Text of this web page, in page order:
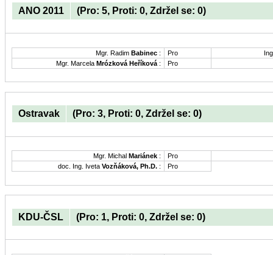
ANO 2011 (Pro: 5, Proti: 0, Zdržel se: 0)
Mgr. Radim Babinec : Pro
Mgr. Marcela Mrózková Heříková : Pro
Ostravak (Pro: 3, Proti: 0, Zdržel se: 0)
Mgr. Michal Mariánek :
Pro
doc. Ing. Iveta Vozňáková, Ph.D. : Pro
KDU-ČSL (Pro: 1, Proti: 0, Zdržel se: 0)